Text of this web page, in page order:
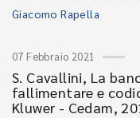
Giacomo Rapella
07 Febbraio 2021
S. Cavallini, La
fallimentare e
Kluwer - Cedam,